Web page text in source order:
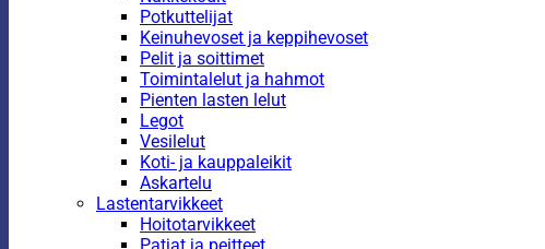
Potkuttelijat
Keinuhevoset ja keppihevoset
Pelit ja soittimet
Toimintalelut ja hahmot
Pienten lasten lelut
Legot
Vesilelut
Koti- ja kauppaleikit
Askartelu
Lastentarvikkeet
Hoitotarvikkeet